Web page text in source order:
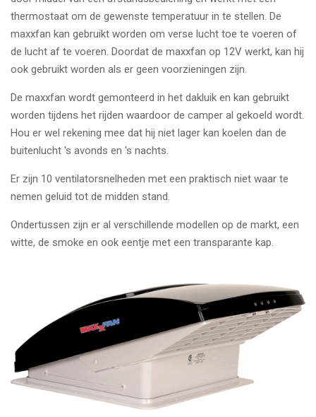
thermostaat om de gewenste temperatuur in te stellen. De
maxxfan kan gebruikt worden om verse lucht toe te voeren of
de lucht af te voeren. Doordat de maxxfan op 12V werkt, kan hij
ook gebruikt worden als er geen voorzieningen zijn.
De maxxfan wordt gemonteerd in het dakluik en kan gebruikt
worden tijdens het rijden waardoor de camper al gekoeld wordt.
Hou er wel rekening mee dat hij niet lager kan koelen dan de
buitenlucht 's avonds en 's nachts.
Er zijn 10 ventilatorsnelheden met een praktisch niet waar te
nemen geluid tot de midden stand.
Ondertussen zijn er al verschillende modellen op de markt, een
witte, de smoke en ook eentje met een transparante kap.